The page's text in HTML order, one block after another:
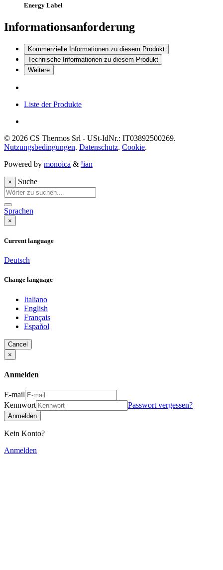
Energy Label
Informationsanforderung
Kommerzielle Informationen zu diesem Produkt
Technische Informationen zu diesem Produkt
Weitere
Liste der Produkte
© 2026 CS Thermos Srl - USt-IdNr.: IT03892500269.
Nutzungsbedingungen. Datenschutz. Cookie.
Powered by monoica & !ian
× Suche
Sprachen
×
Current language
Deutsch
Change language
Italiano
English
Français
Español
Cancel
×
Anmelden
E-mail
Kennwort
Passwort vergessen?
Anmelden
Kein Konto?
Anmelden